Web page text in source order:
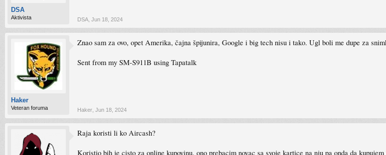
DSA
Aktivista DSA Jun 18, 2024
Haker
Veteran foruma
Znao sam za ovo, opet Amerika, čajna špijunira, Google i big tech nisu i tako. Ugl boli me dupe za
Sent from my SM-S911B using Tapatalk
Haker Jun 18, 2024
Raja koristi li ko Aircash?
Koristio bih je cisto za online kupovinu, ono prebacim novac sa svoje kartice na nju pa onda da kupujem